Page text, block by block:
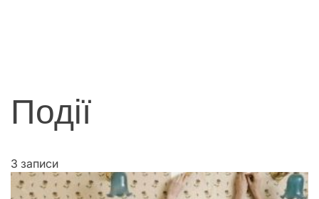
Події
3 записи